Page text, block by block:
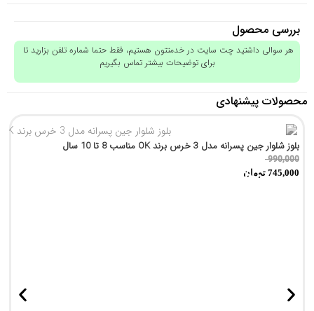
بررسی محصول
هر سوالی داشتید چت سایت در خدمتتون هستیم، فقط حتما شماره تلفن بزارید تا
برای توضیحات بیشتر تماس بگیریم
محصولات پیشنهادی
تمام شد!
بلوز شلوار جین پسرانه مدل 3 خرس برند OK مناسب 8 تا 10 سال
990,000
745,000 تومان